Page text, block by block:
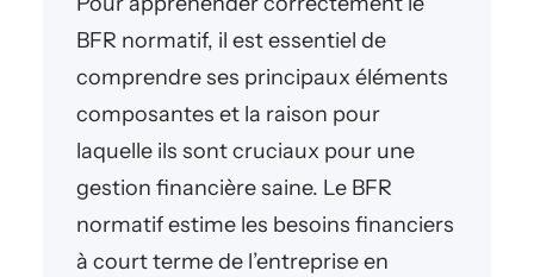
BFR normatif, il est essentiel de
comprendre ses principaux éléments
composantes et la raison pour
laquelle ils sont cruciaux pour une
gestion financière saine. Le BFR
normatif estime les besoins financiers
à court terme de l’entreprise en